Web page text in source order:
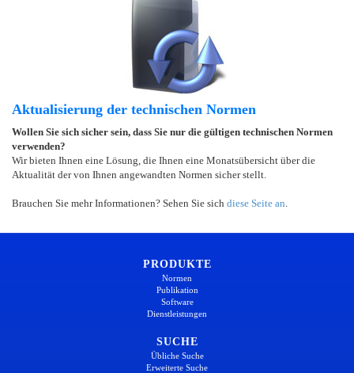
Aktualisierung der technischen Normen
Wollen Sie sich sicher sein, dass Sie nur die gültigen technischen Normen
verwenden?
Wir bieten Ihnen eine Lösung, die Ihnen eine Monatsübersicht über die
Aktualität der von Ihnen angewandten Normen sicher stellt.
Brauchen Sie mehr Informationen? Sehen Sie sich diese Seite an
PRODUKTE
Normen
Publikation
Software
Dienstleistungen
SUCHE
Übliche Suche
Erweiterte Suche